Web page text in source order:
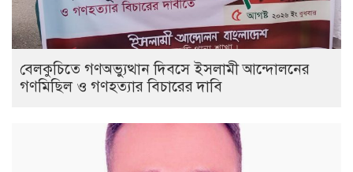
বেলকুচিতে গণঅভ্যুত্থান দিবসে ইসলামী আন্দোলনের
গণমিছিল ও গণহত্যার বিচারের দাবি